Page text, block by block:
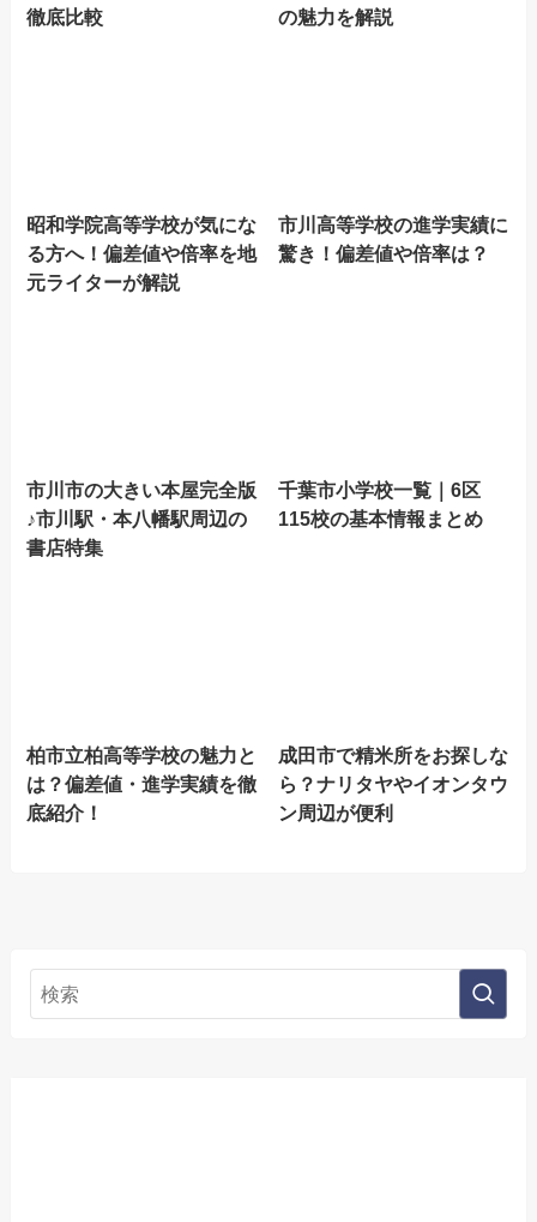
徹底比較
の魅力を解説
昭和学院高等学校が気にな
る方へ！偏差値や倍率を地
元ライターが解説
市川高等学校の進学実績に
驚き！偏差値や倍率は？
市川市の大きい本屋完全版
♪市川駅・本八幡駅周辺の
書店特集
千葉市小学校一覧｜6区
115校の基本情報まとめ
柏市立柏高等学校の魅力と
は？偏差値・進学実績を徹
底紹介！
成田市で精米所をお探しな
ら？ナリタヤやイオンタウ
ン周辺が便利